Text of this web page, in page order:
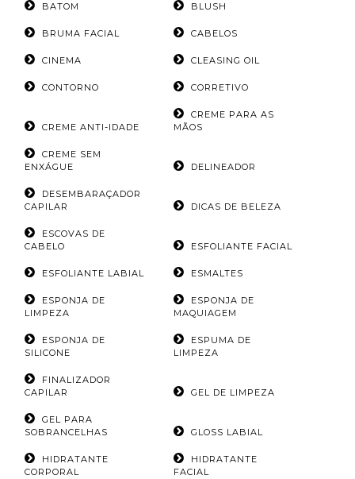
BATOM BLUSH
BRUMA FACIAL CABELOS
CINEMA CLEASING OIL
CONTORNO CORRETIVO
CREME ANTI-IDADE
CREME PARA AS
MÃOS
CREME SEM
ENXÁGUE
DELINEADOR
DESEMBARAÇADOR
CAPILAR
DICAS DE BELEZA
ESCOVAS DE
CABELO
ESFOLIANTE FACIAL
ESFOLIANTE LABIAL ESMALTES
ESPONJA DE
LIMPEZA
ESPONJA DE
MAQUIAGEM
ESPONJA DE
SILICONE
ESPUMA DE
LIMPEZA
FINALIZADOR
CAPILAR
GEL DE LIMPEZA
GEL PARA
SOBRANCELHAS
GLOSS LABIAL
HIDRATANTE
CORPORAL
HIDRATANTE
FACIAL